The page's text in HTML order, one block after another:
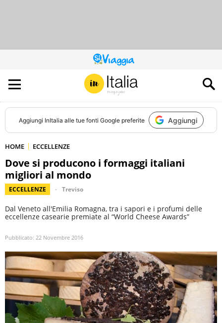
QUESTO
SITO
CONTRIBUISCE
ALL’AUDIENCE
DI
Aggiungi InItalia alle tue fonti Google preferite Aggiungi
HOME ECCELLENZE
Dove si producono i formaggi italiani
migliori al mondo
ECCELLENZE Treviso
Dal Veneto all'Emilia Romagna, tra i sapori e i profumi delle
eccellenze casearie premiate al “World Cheese Awards”
Pubblicato: 22 Novembre 2016